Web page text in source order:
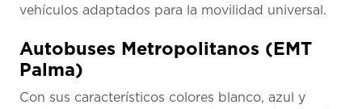
vehículos adaptados para la movilidad universal.
Autobuses Metropolitanos (EMT
Palma)
Con sus característicos colores blanco, azul y